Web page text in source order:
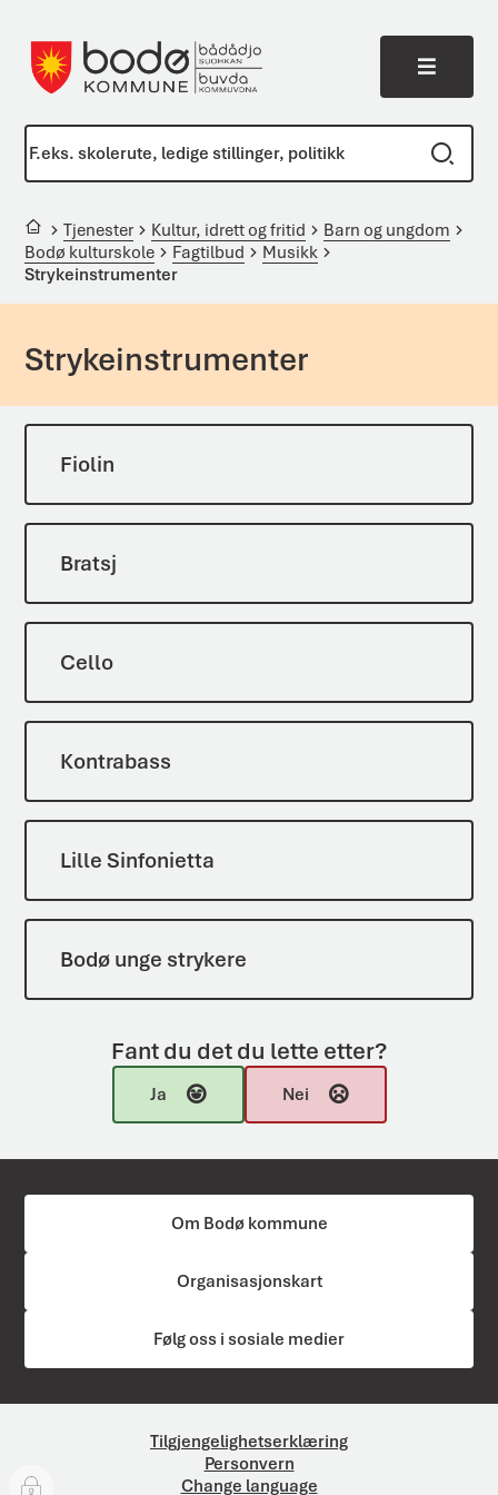
Meny
Du er her:Tjenester Kultur, idrett og fritid
Barn og ungdom
Bodø kulturskole
Fagtilbud
Musikk
Strykeinstrumenter
Strykeinstrumenter
Fiolin
Bratsj
Cello
Kontrabass
Lille Sinfonietta
Bodø unge strykere
Fant du det du lette etter?
Ja Nei
Om Bodø kommune
Organisasjonskart
Følg oss i sosiale medier
Tilgjengelighetserklæring
Personvern
Change language